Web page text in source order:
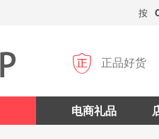
按
 正品好货
电商礼品